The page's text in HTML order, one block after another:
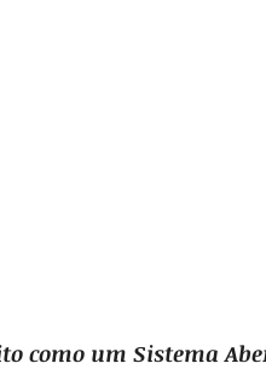
como um Sistema